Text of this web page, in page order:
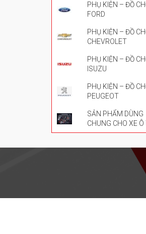
PHỤ KIỆN – ĐỒ
FORD
PHỤ KIỆN – ĐỒ
CHEVROLET
PHỤ KIỆN – ĐỒ
ISUZU
PHỤ KIỆN – ĐỒ
PEUGEOT
SẢN PHẨM DÙNG
CHUNG CHO XE Ô